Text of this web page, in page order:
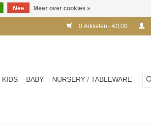
0 Artikelen - €0,00
KIDS BABY NURSERY / TABLEWARE
Nee Meer over cookies »